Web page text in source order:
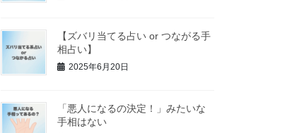
【ズバリ当てる占い or つながる手
相占い】
2025年6月20日
「悪人になるの決定！」みたいな
手相はない